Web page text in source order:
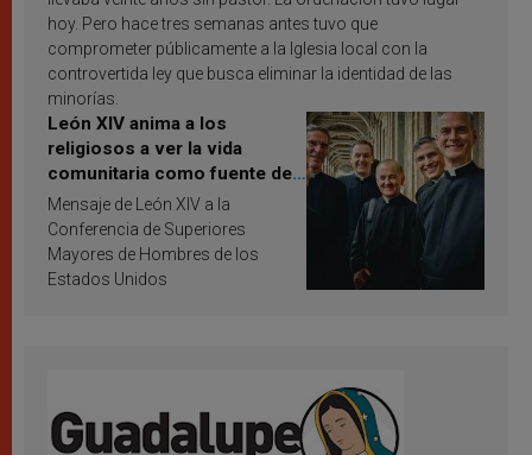
hoy. Pero hace tres semanas antes tuvo que
comprometer públicamente a la Iglesia local con la
controvertida ley que busca eliminar la identidad de las
minorías.
León XIV anima a los
religiosos a ver la vida
comunitaria como fuente de
inspiración y santificación
Mensaje de León XIV a la
Conferencia de Superiores
Mayores de Hombres de los
Estados Unidos